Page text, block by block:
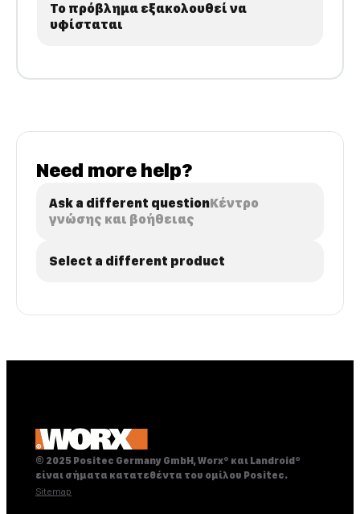
Το πρόβλημα εξακολουθεί να
υφίσταται
Need more help?
Ask a different questionΚέντρο
γνώσης και βοήθειας
Select a different product
© 2025 Positec Germany GmbH, Worx® και Landroid®
είναι σήματα κατατεθέντα του ομίλου Positec.
Sitemap